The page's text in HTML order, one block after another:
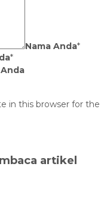
Nama Anda*
*
in this browser for the
artikel